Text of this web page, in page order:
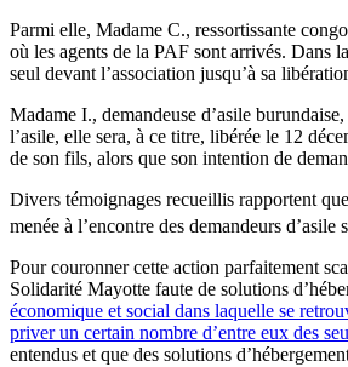
Parmi elle, Madame C., ressortissante
où les agents de la PAF sont arrivés. Dans
seul devant l’association jusqu’à sa
Madame I., demandeuse d’asile
l’asile, elle sera, à ce titre, libérée le 12
de son fils, alors que son intention de
Divers témoignages recueillis rapportent
menée à l’encontre des demandeurs d’asile
Pour couronner cette action parfaitement
Solidarité Mayotte faute de solutions
économique et social dans laquelle se
priver un certain nombre d’entre eux des
entendus et que des solutions